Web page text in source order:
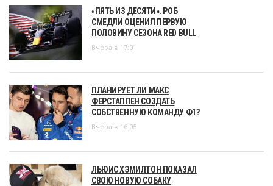
«ПЯТЬ ИЗ ДЕСЯТИ». РОБ
СМЕДЛИ ОЦЕНИЛ ПЕРВУЮ
ПОЛОВИНУ СЕЗОНА RED BULL
Вчера в 17:01
ПЛАНИРУЕТ ЛИ МАКС
ФЕРСТАППЕН СОЗДАТЬ
СОБСТВЕННУЮ КОМАНДУ Ф1?
Вчера в 16:05
ЛЬЮИС ХЭМИЛТОН ПОКАЗАЛ
СВОЮ НОВУЮ СОБАКУ